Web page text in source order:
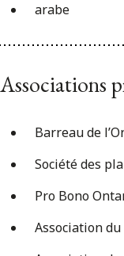
arabe
Associations
Barreau de
Société des
Pro Bono
Association